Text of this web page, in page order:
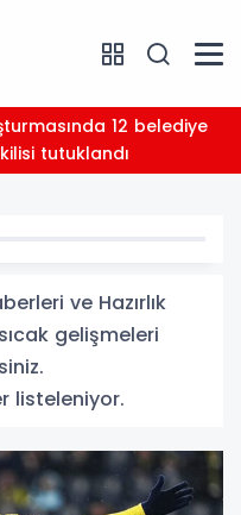
tutuklandı
ve Hazırlık
gelişmeleri
listeleniyor.